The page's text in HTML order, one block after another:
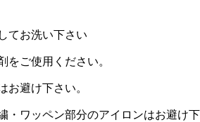
てお洗い下さい
をご使用ください。
お避け下さい。
・ワッペン部分のアイロンはお避け下